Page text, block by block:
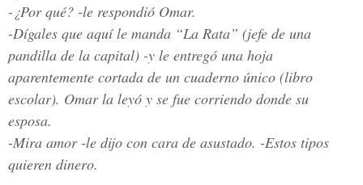
-¿Por qué? -le respondió Omar.
-Dígales que aquí le manda “La Rata” (jefe de una
pandilla de la capital) -y le entregó una hoja
aparentemente cortada de un cuaderno único (libro
escolar). Omar la leyó y se fue corriendo donde su
esposa.
-Mira amor -le dijo con cara de asustado. -Estos tipos
quieren dinero.